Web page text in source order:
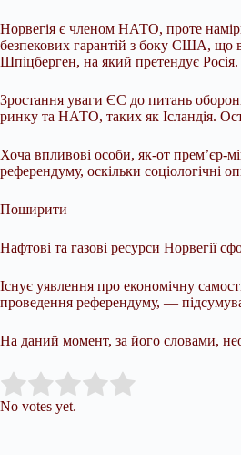
Норвегія є членом НАТО, проте
безпекових гарантій з боку США, що
Шпіцберген, на який претендує Росія.
Зростання уваги ЄС до питань
ринку та НАТО, таких як Ісландія.
Хоча впливові особи, як-от прем’єр-
референдуму, оскільки соціологічні
Поширити
Нафтові та газові ресурси Норвегії
Існує уявлення про економічну
проведення референдуму, —
На даний момент, за його словами,
Rate this item:
No votes yet.